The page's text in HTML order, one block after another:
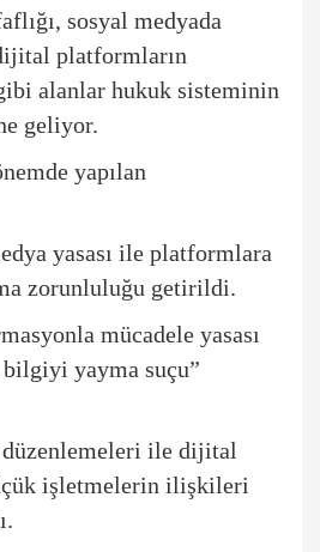
sosyal medyada
platformların
alanlar hukuk sisteminin
geliyor.
nemde yapılan
yasası ile platformlara
zorunluluğu getirildi.
mücadele yasası
bilgiyi yayma suçu”
ile dijital
işletmelerin ilişkileri